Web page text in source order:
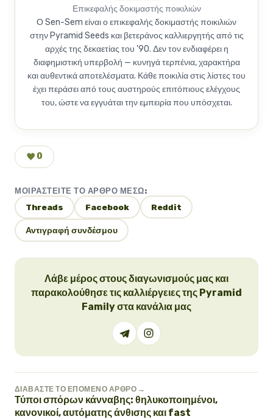
Επικεφαλής δοκιμαστής ποικιλιών
Ο Sen-Sem είναι ο επικεφαλής δοκιμαστής ποικιλιών
στην Pyramid Seeds και βετεράνος καλλιεργητής από τις
αρχές της δεκαετίας του '90. Δεν τον ενδιαφέρει η
διαφημιστική υπερβολή — κυνηγά τερπένια, χαρακτήρα
και αυθεντικά αποτελέσματα. Κάθε ποικιλία στις λίστες του
έχει περάσει από τους αυστηρούς επιτόπιους ελέγχους
του, ώστε να εγγυάται την εμπειρία που υπόσχεται.
0
ΜΟΙΡΑΣΤΕΊΤΕ ΤΟ ΆΡΘΡΟ ΜΈΣΩ:
Threads Facebook Reddit
Αντιγραφή συνδέσμου
Λάβε μέρος στους διαγωνισμούς μας και
παρακολούθησε τις καλλιέργειες της Pyramid
Family στα κανάλια μας
ΔΙΑΒΆΣΤΕ ΤΟ ΕΠΌΜΕΝΟ ΆΡΘΡΟ →
Τύποι σπόρων κάνναβης: θηλυκοποιημένοι,
κανονικοί, αυτόματης άνθισης και fast